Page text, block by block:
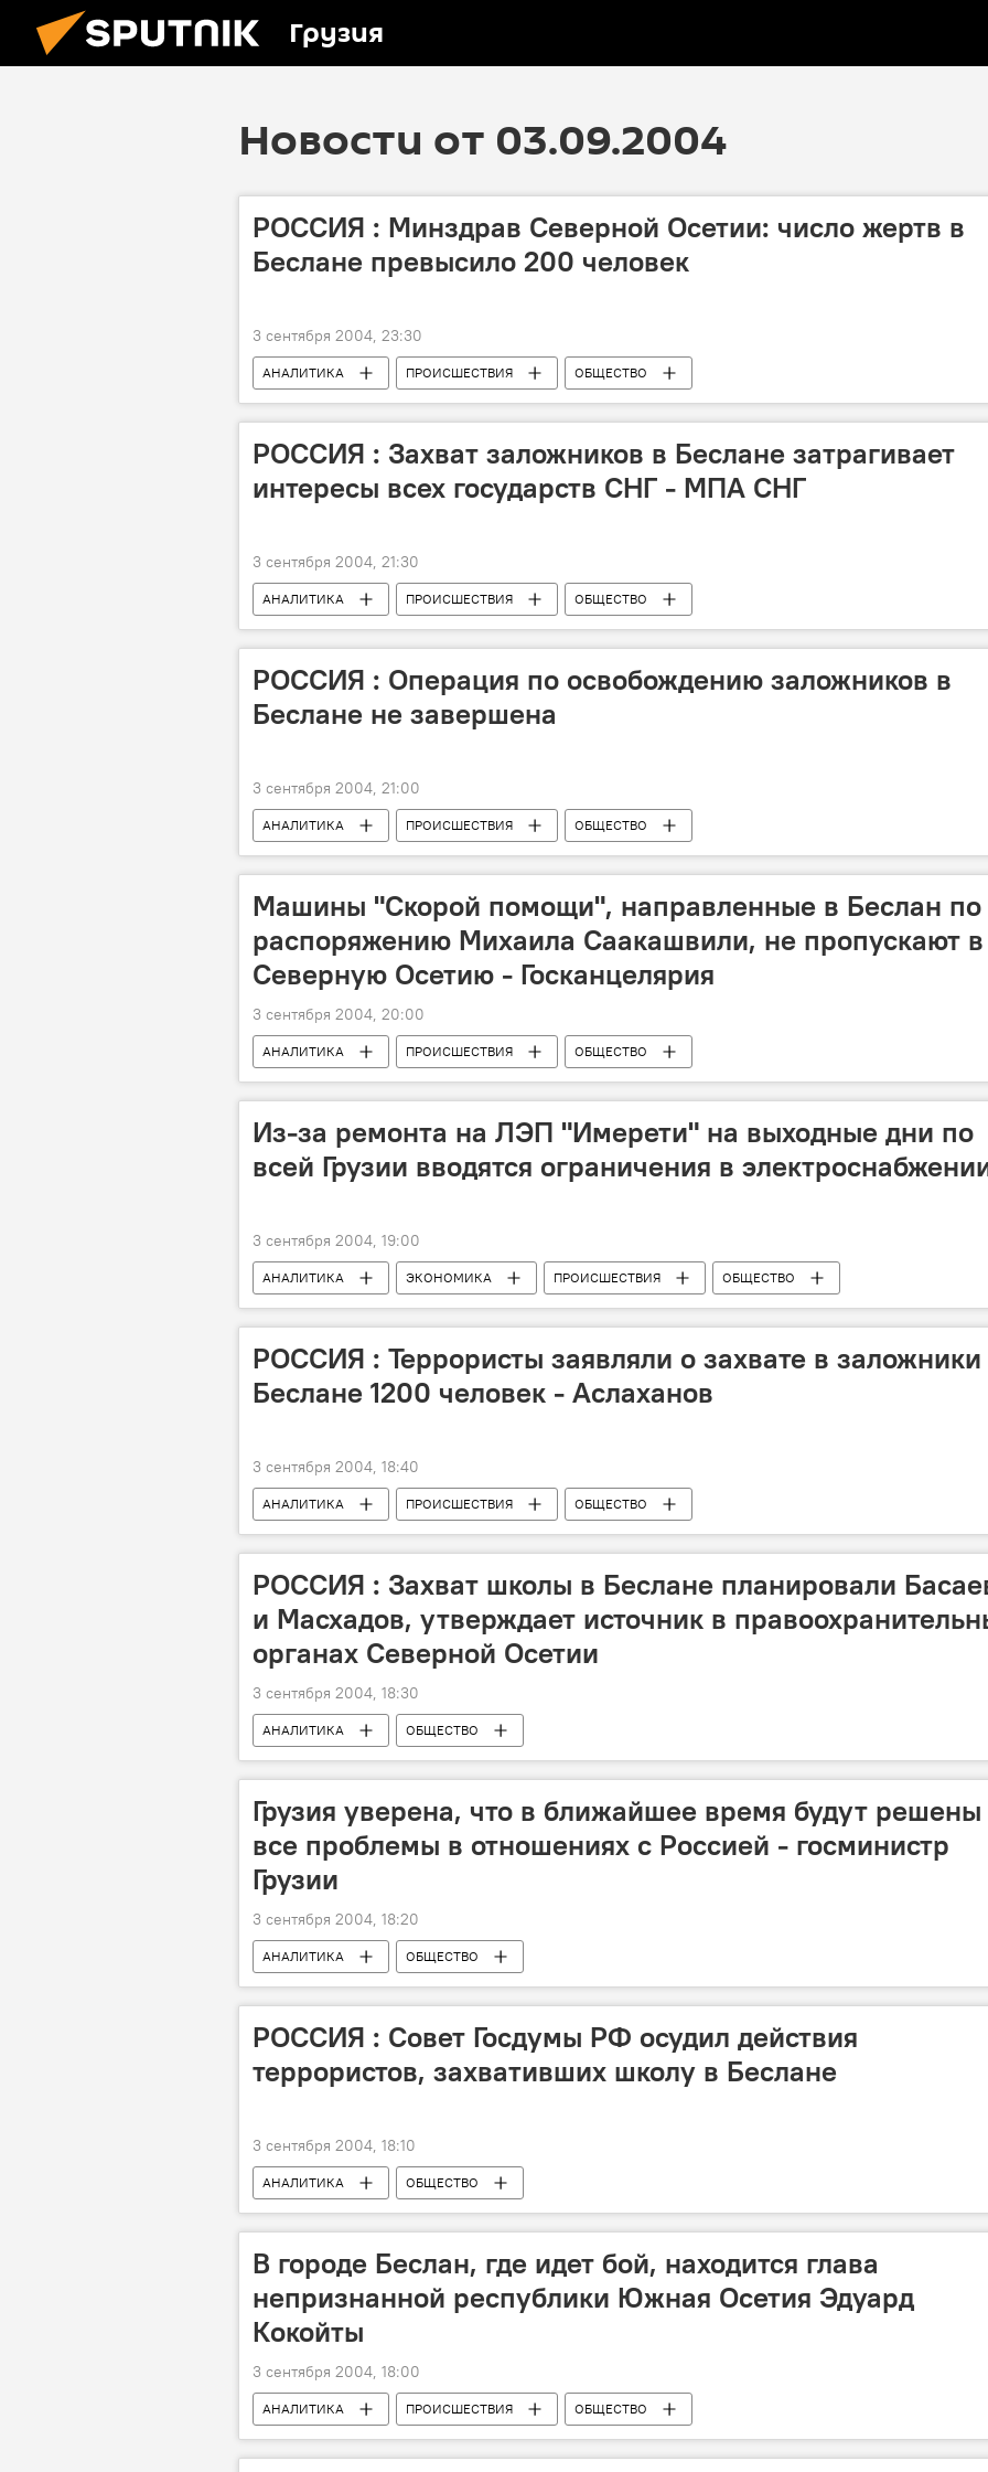
Грузия
Новости от 03.09.2004
РОССИЯ : Минздрав Северной Осетии: число жертв в
Беслане превысило 200 человек
3 сентября 2004, 23:30
АНАЛИТИКА ПРОИСШЕСТВИЯ ОБЩЕСТВО
РОССИЯ : Захват заложников в Беслане затрагивает
интересы всех государств СНГ - МПА СНГ
3 сентября 2004, 21:30
АНАЛИТИКА ПРОИСШЕСТВИЯ ОБЩЕСТВО
РОССИЯ : Операция по освобождению заложников в
Беслане не завершена
3 сентября 2004, 21:00
АНАЛИТИКА ПРОИСШЕСТВИЯ ОБЩЕСТВО
Машины "Скорой помощи", направленные в Беслан по
распоряжению Михаила Саакашвили, не пропускают в
Северную Осетию - Госканцелярия
3 сентября 2004, 20:00
АНАЛИТИКА ПРОИСШЕСТВИЯ ОБЩЕСТВО
Из-за ремонта на ЛЭП "Имерети" на выходные дни по
всей Грузии вводятся ограничения в
3 сентября 2004, 19:00
АНАЛИТИКА ЭКОНОМИКА ПРОИСШЕСТВИЯ ОБЩЕСТВО
РОССИЯ : Террористы заявляли о захвате в заложники
Беслане 1200 человек - Аслаханов
3 сентября 2004, 18:40
АНАЛИТИКА ПРОИСШЕСТВИЯ ОБЩЕСТВО
РОССИЯ : Захват школы в Беслане планировали
и Масхадов, утверждает источник в
органах Северной Осетии
3 сентября 2004, 18:30
АНАЛИТИКА ОБЩЕСТВО
Грузия уверена, что в ближайшее время будут решены
все проблемы в отношениях с Россией - госминистр
Грузии
3 сентября 2004, 18:20
АНАЛИТИКА ОБЩЕСТВО
РОССИЯ : Совет Госдумы РФ осудил действия
террористов, захвативших школу в Беслане
3 сентября 2004, 18:10
АНАЛИТИКА ОБЩЕСТВО
В городе Беслан, где идет бой, находится глава
непризнанной республики Южная Осетия Эдуард
Кокойты
3 сентября 2004, 18:00
АНАЛИТИКА ПРОИСШЕСТВИЯ ОБЩЕСТВО